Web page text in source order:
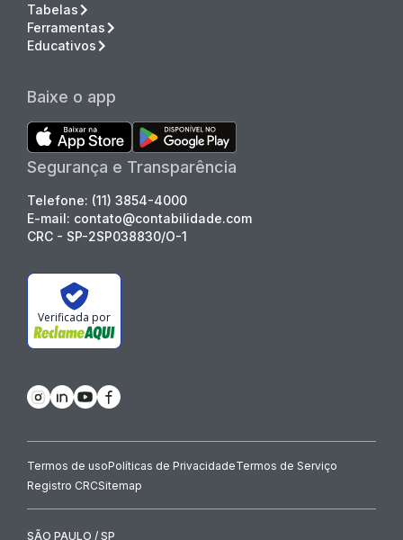
Tabelas
Ferramentas
Educativos
Baixe o app
Segurança e Transparência
Telefone: (11) 3854-4000
E-mail: contato@contabilidade.com
CRC - SP-2SP038830/O-1
Verificada por
Termos de usoPolíticas de PrivacidadeTermos de Serviço
Registro CRCSitemap
SÃO PAULO / SP